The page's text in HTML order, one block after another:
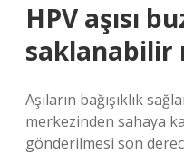
HPV aşısı
saklanabilir
Aşıların bağışıklık
merkezinden sahaya
gönderilmesi son